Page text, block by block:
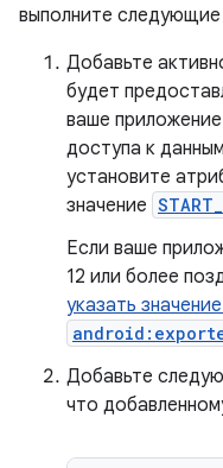
выполните следующие
Добавьте
будет
ваше
доступа к
установите
значение
Если ваше
12 или более
указать
Добавьте
что